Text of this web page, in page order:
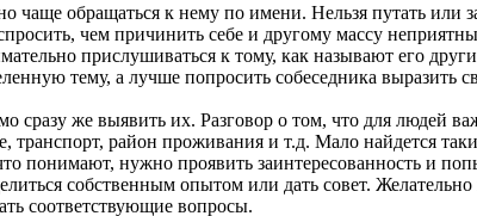
обращаться к нему по имени. Нельзя путать или
чем причинить себе и другому массу
прислушиваться к тому, как называют его
тему, а лучше попросить собеседника выразить
сразу же выявить их. Разговор о том, что для людей
район проживания и т.д. Мало найдется
понимают, нужно проявить заинтересованность и
собственным опытом или дать совет.
соответствующие вопросы.